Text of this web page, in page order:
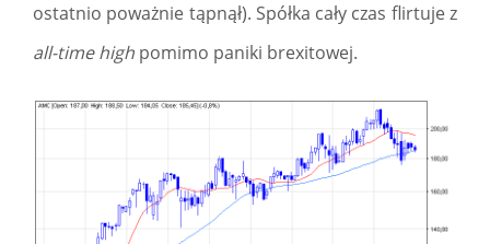
ostatnio poważnie tąpnął). Spółka cały czas flirtuje z
all-time high pomimo paniki brexitowej.